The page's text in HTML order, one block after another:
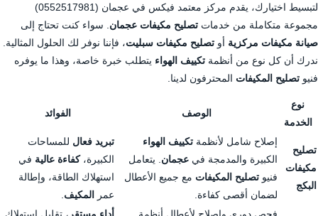
لتبسيط اختيارك، يقدم مركز معتمد فيكس في عجمان (0552517981)
مجموعة متكاملة من خدمات تصليح مكيفات عجمان . سواء كنت تحتاج إلى
صيانة مكيفات مركزية أو تصليح مكيفات سبليت، فإننا نوفر لك الحلول المثالية.
ندرك أن كل نوع من أنظمة تكييف الهواء يتطلب خبرة خاصة، وهذا ما يوفره
فنيو تصليح المكيفات المحترفون لدينا.
نوع
الخدمة
الوصف الفوائد
تصليح
مكيفات
البكج
إصلاح شامل لأنظمة تكييف الهواء
الكبيرة والمدمجة في عجمان . يتعامل
فنيو تصليح المكيفات مع جميع الأعطال
لضمان أقصى كفاءة.
تبريد فعال للمساحات
الكبيرة،كفاءة عالية في
استهلاك الطاقة، وإطالة
عمر
المكيف
فحص دوري وإصلاح لأعطال أنظمة
أداء مستقر ، تقليل استهلاك